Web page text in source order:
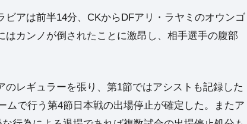
アは前半14分、CKからDFアリ・ラヤミのオウンゴ
カンノが倒されたことに激昂し、相手選手の腹部
レギュラーを張り、第1節ではアシストも記録した
ムで行う第4節日本戦の出場停止が確定した。またア